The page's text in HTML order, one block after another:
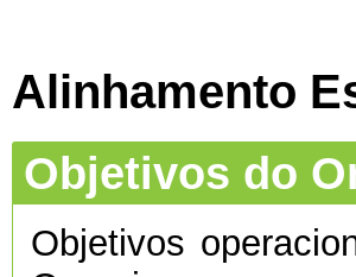
Alinhamento
Objetivos do
Objetivos